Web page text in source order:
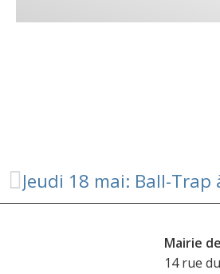
Jeudi 18 mai: Ball-Trap
Mairie
14 rue